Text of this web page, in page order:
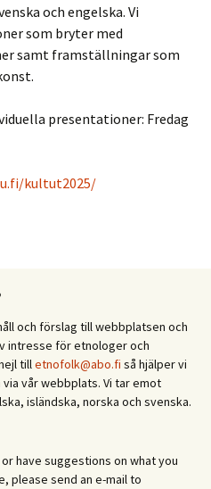
och engelska. Vi
som bryter med
samt framställningar som
presentationer: Fredag
kultut2025/
och förslag till webbplatsen och
intresse för etnologer och
tilletnofolk@abo.fi så hjälper vi
vår webbplats. Vi tar emot
isländska, norska och svenska.
have suggestions on what you
please send an e-mail to